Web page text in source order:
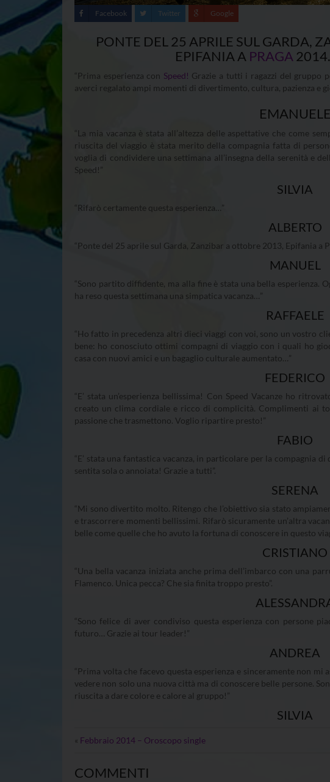
Facebook Twitter Google
PONTE DEL 25 APRILE SUL GARDA,
EPIFANIA A PRAGA
“Prima esperienza con Speed! Grazie a tutti i ragazzi del gruppo
averci regalato ampi momenti di divertimento, cultura, pazienza e
EMANUELE
“La mia vacanza è stata all’altezza delle aspettative che come
riuscita del viaggio è stata merito della compagnia fatta di
voglia di condividere una settimana all’insegna della serenità e
Speed!”
SILVIA
“Rifarò certamente questa esperienza…”
ALBERTO
“Ponte del 25 aprile sul Garda, Zanzibar a ottobre 2013, Epifania a
MANUEL
“Sono partito diffidente, ma alla fine è stata una bella esperienza.
ha reso questa settimana una simpatica vacanza…”
RAFFAELE
“Ho fatto in precedenza altri dieci viaggi con voi, sono un vostro
bene: ho conosciuto ottimi compagni di viaggio con i quali ho
casa con nuovi amici e un bagaglio culturale aumentato…”
FEDERICO
“E’ stata un’esperienza bellissima! Con Speed Vacanze ho
creato un clima cordiale e ricco di complicità. Complimenti ai
passione che trasmettono. Voglio ripartire presto!”
FABIO
“E’ stata una fantastica vacanza, in particolare per la compagnia
sentita sola o annoiata! Grazie a tutti”.
SERENA
“Mi sono divertito molto. Ritengo che l’obiettivo sia stato
e trascorrere momenti bellissimi. Rifarò sicuramente un’altra
belle come quelle che ho avuto la fortuna di conoscere in questo
CRISTIANO
“Una bella vacanza iniziata anche prima dell’imbarco con una
Flamenco. Unica pecca? Che sia finita troppo presto”.
“Sono felice di aver condiviso questa esperienza con persone
futuro… Grazie ai tour leader!”
ANDREA
“Prima volta che facevo questa esperienza e sinceramente non
vedere non solo una nuova città ma di conoscere belle persone.
riuscita a dare colore e calore al gruppo!”
SILVIA
« Febbraio 2014 – Oroscopo single
COMMENTI